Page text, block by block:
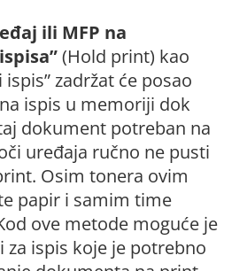
ili MFP na
(Hold print) kao
ispis” zadržat će posao
ispis u memoriji dok
dokument potreban na
uređaja ručno ne pusti
Osim tonera ovim
papir i samim time
ove metode moguće je
ispis koje je potrebno